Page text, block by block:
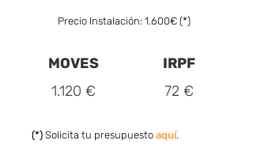
Precio Instalación: 1.600€ (*)
MOVES
1.120 €
IRPF
72 €
(*) Solicita tu presupuesto aquí.